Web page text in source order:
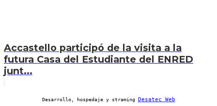
Accastello participó de la visita a la
futura Casa del Estudiante del ENRED
junt...
Desarrollo, hospedaje y straming Desatec Web